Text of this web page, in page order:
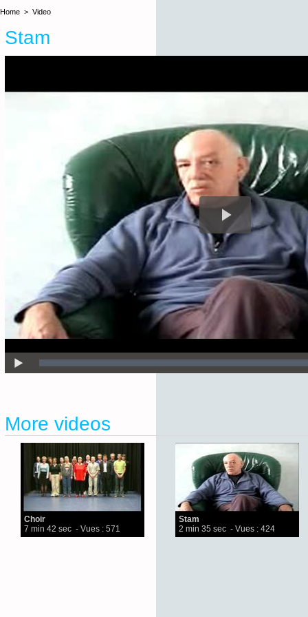
Home > Video
Stam
More videos
Choir
7 min 42 sec - Vues : 571
Stam
2 min 35 sec - Vues : 424